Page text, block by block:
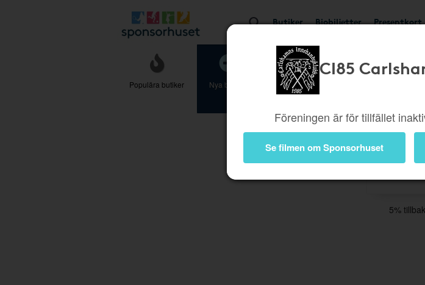
Butiker Biobiljetter Presentkort
CI85
Föreningen är för tillfället
Se filmen om Sponsorhuset
Populära butiker Nya butiker
Böcker
Film
5%